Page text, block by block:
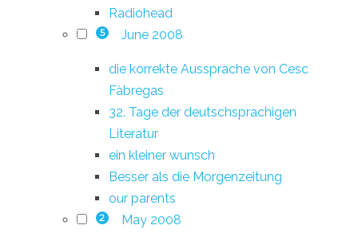
Radiohead
5 June 2008
die korrekte Aussprache von Cesc
Fàbregas
32. Tage der deutschsprachigen
Literatur
ein kleiner wunsch
Besser als die Morgenzeitung
our parents
2 May 2008